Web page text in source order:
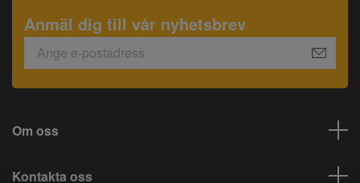
Anmäl dig till vår nyhetsbrev
Om oss
Kontakta oss